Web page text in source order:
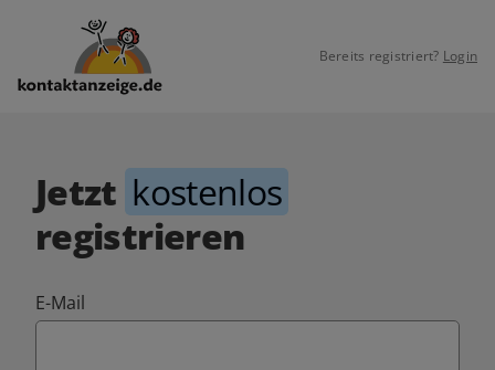
Bereits registriert? Login
Jetzt kostenlos
registrieren
E-Mail